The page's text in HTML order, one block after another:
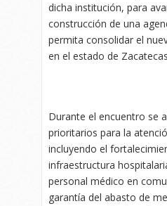
dicha institución, para
construcción de una
permita consolidar el
en el estado de
Durante el encuentro se
prioritarios para la
incluyendo el
infraestructura
personal médico en
garantía del abasto de